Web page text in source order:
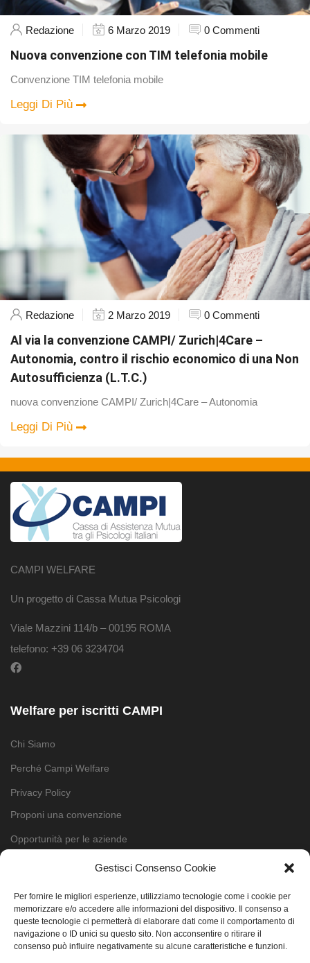
Gestisci Consenso Cookie
Per fornire le migliori esperienze, utilizziamo tecnologie come i cookie per
memorizzare e/o accedere alle informazioni del dispositivo. Il consenso a
queste tecnologie ci permetterà di elaborare dati come il comportamento di
navigazione o ID unici su questo sito. Non acconsentire o ritirare il
consenso può influire negativamente su alcune caratteristiche e funzioni.
Redazione 6 Marzo 2019 0 Commenti
Nuova convenzione con TIM telefonia mobile
Convenzione TIM telefonia mobile
Leggi Di Più
Redazione 2 Marzo 2019 0 Commenti
Al via la convenzione CAMPI/ Zurich|4Care –
Autonomia, contro il rischio economico di una Non
Autosufficienza (L.T.C.)
nuova convenzione CAMPI/ Zurich|4Care – Autonomia
Leggi Di Più
CAMPI WELFARE
Un progetto di Cassa Mutua Psicologi
Viale Mazzini 114/b – 00195 ROMA
telefono: +39 06 3234704
Welfare per iscritti CAMPI
Chi Siamo
Perché Campi Welfare
Privacy Policy
Proponi una convenzione
Opportunità per le aziende
Cerca